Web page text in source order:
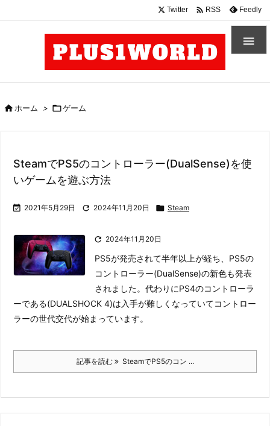

Twitter  RSS Feedly
ホーム > ゲーム
SteamでPS5のコントローラー(DualSense)を使
いゲームを遊ぶ方法
 2021年5月29日  2024年11月20日  Steam
 2024年11月20日
PS5が発売されて半年以上が経ち、PS5の
コントローラー(DualSense)の新色も発表
されました。代わりにPS4のコントローラ
ーである(DUALSHOCK 4)は入手が難しくなっていてコントロー
ラーの世代交代が始まっています。
記事を読む SteamでPS5のコン ...